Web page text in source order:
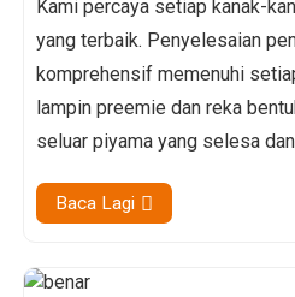
Kami percaya setiap kanak-
yang terbaik. Penyelesaian
komprehensif memenuhi
lampin preemie dan reka
seluar piyama yang selesa
Baca Lagi